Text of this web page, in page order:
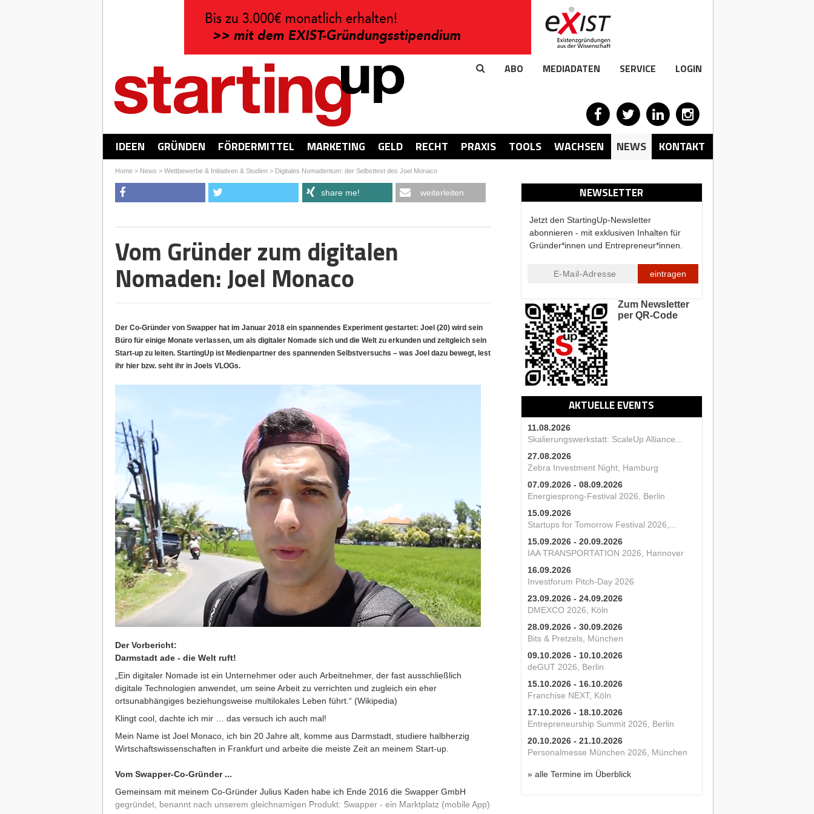
ABO MEDIADATEN SERVICE LOGIN
IDEEN GRÜNDEN FÖRDERMITTEL MARKETING GELD RECHT PRAXIS TOOLS WACHSEN NEWS KONTAKT
Home> News > Wettbewerbe & Initiativen & Studien> Digitales Nomadentum: der Selbsttest des Joel Monaco
NEWSLETTER
Jetzt den StartingUp-Newsletter
abonnieren - mit exklusiven Inhalten für
Gründer*innen und Entrepreneur*innen.
eintragen
Zum Newsletter
per QR-Code
AKTUELLE EVENTS
11.08.2026
Skalierungswerkstatt: ScaleUp Alliance...
27.08.2026
Zebra Investment Night, Hamburg
07.09.2026 - 08.09.2026
Energiesprong-Festival 2026, Berlin
15.09.2026
Startups for Tomorrow Festival 2026,...
15.09.2026 - 20.09.2026
IAA TRANSPORTATION 2026, Hannover
16.09.2026
Investforum Pitch-Day 2026
23.09.2026 - 24.09.2026
DMEXCO 2026, Köln
28.09.2026 - 30.09.2026
Bits & Pretzels, München
09.10.2026 - 10.10.2026
deGUT 2026, Berlin
15.10.2026 - 16.10.2026
Franchise NEXT, Köln
17.10.2026 - 18.10.2026
Entrepreneurship Summit 2026, Berlin
20.10.2026 - 21.10.2026
Personalmesse München 2026, München
» alle Termine im Überblick
share me! weiterleiten
Vom Gründer zum digitalen
Nomaden: Joel Monaco
Der Co-Gründer von Swapper hat im Januar 2018 ein spannendes Experiment gestartet: Joel (20) wird sein
Büro für einige Monate verlassen, um als digitaler Nomade sich und die Welt zu erkunden und zeitgleich sein
Start-up zu leiten. StartingUp ist Medienpartner des spannenden Selbstversuchs – was Joel dazu bewegt, lest
ihr hier bzw. seht ihr in Joels VLOGs.
Der Vorbericht:
Darmstadt ade - die Welt ruft!
„Ein digitaler Nomade ist ein Unternehmer oder auch Arbeitnehmer, der fast ausschließlich
digitale Technologien anwendet, um seine Arbeit zu verrichten und zugleich ein eher
ortsunabhängiges beziehungsweise multilokales Leben führt.“ (Wikipedia)
Klingt cool, dachte ich mir … das versuch ich auch mal!
Mein Name ist Joel Monaco, ich bin 20 Jahre alt, komme aus Darmstadt, studiere halbherzig
Wirtschaftswissenschaften in Frankfurt und arbeite die meiste Zeit an meinem Start-up.
Vom Swapper-Co-Gründer ...
Gemeinsam mit meinem Co-Gründer Julius Kaden habe ich Ende 2016 die Swapper GmbH
gegründet, benannt nach unserem gleichnamigen Produkt: Swapper- ein Marktplatz (mobile App)